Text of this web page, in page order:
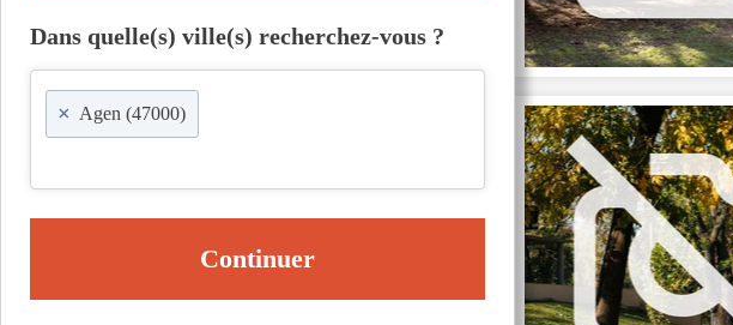
Dans quelle(s) ville(s) recherchez-vous ?
× Agen (47000)
Continuer